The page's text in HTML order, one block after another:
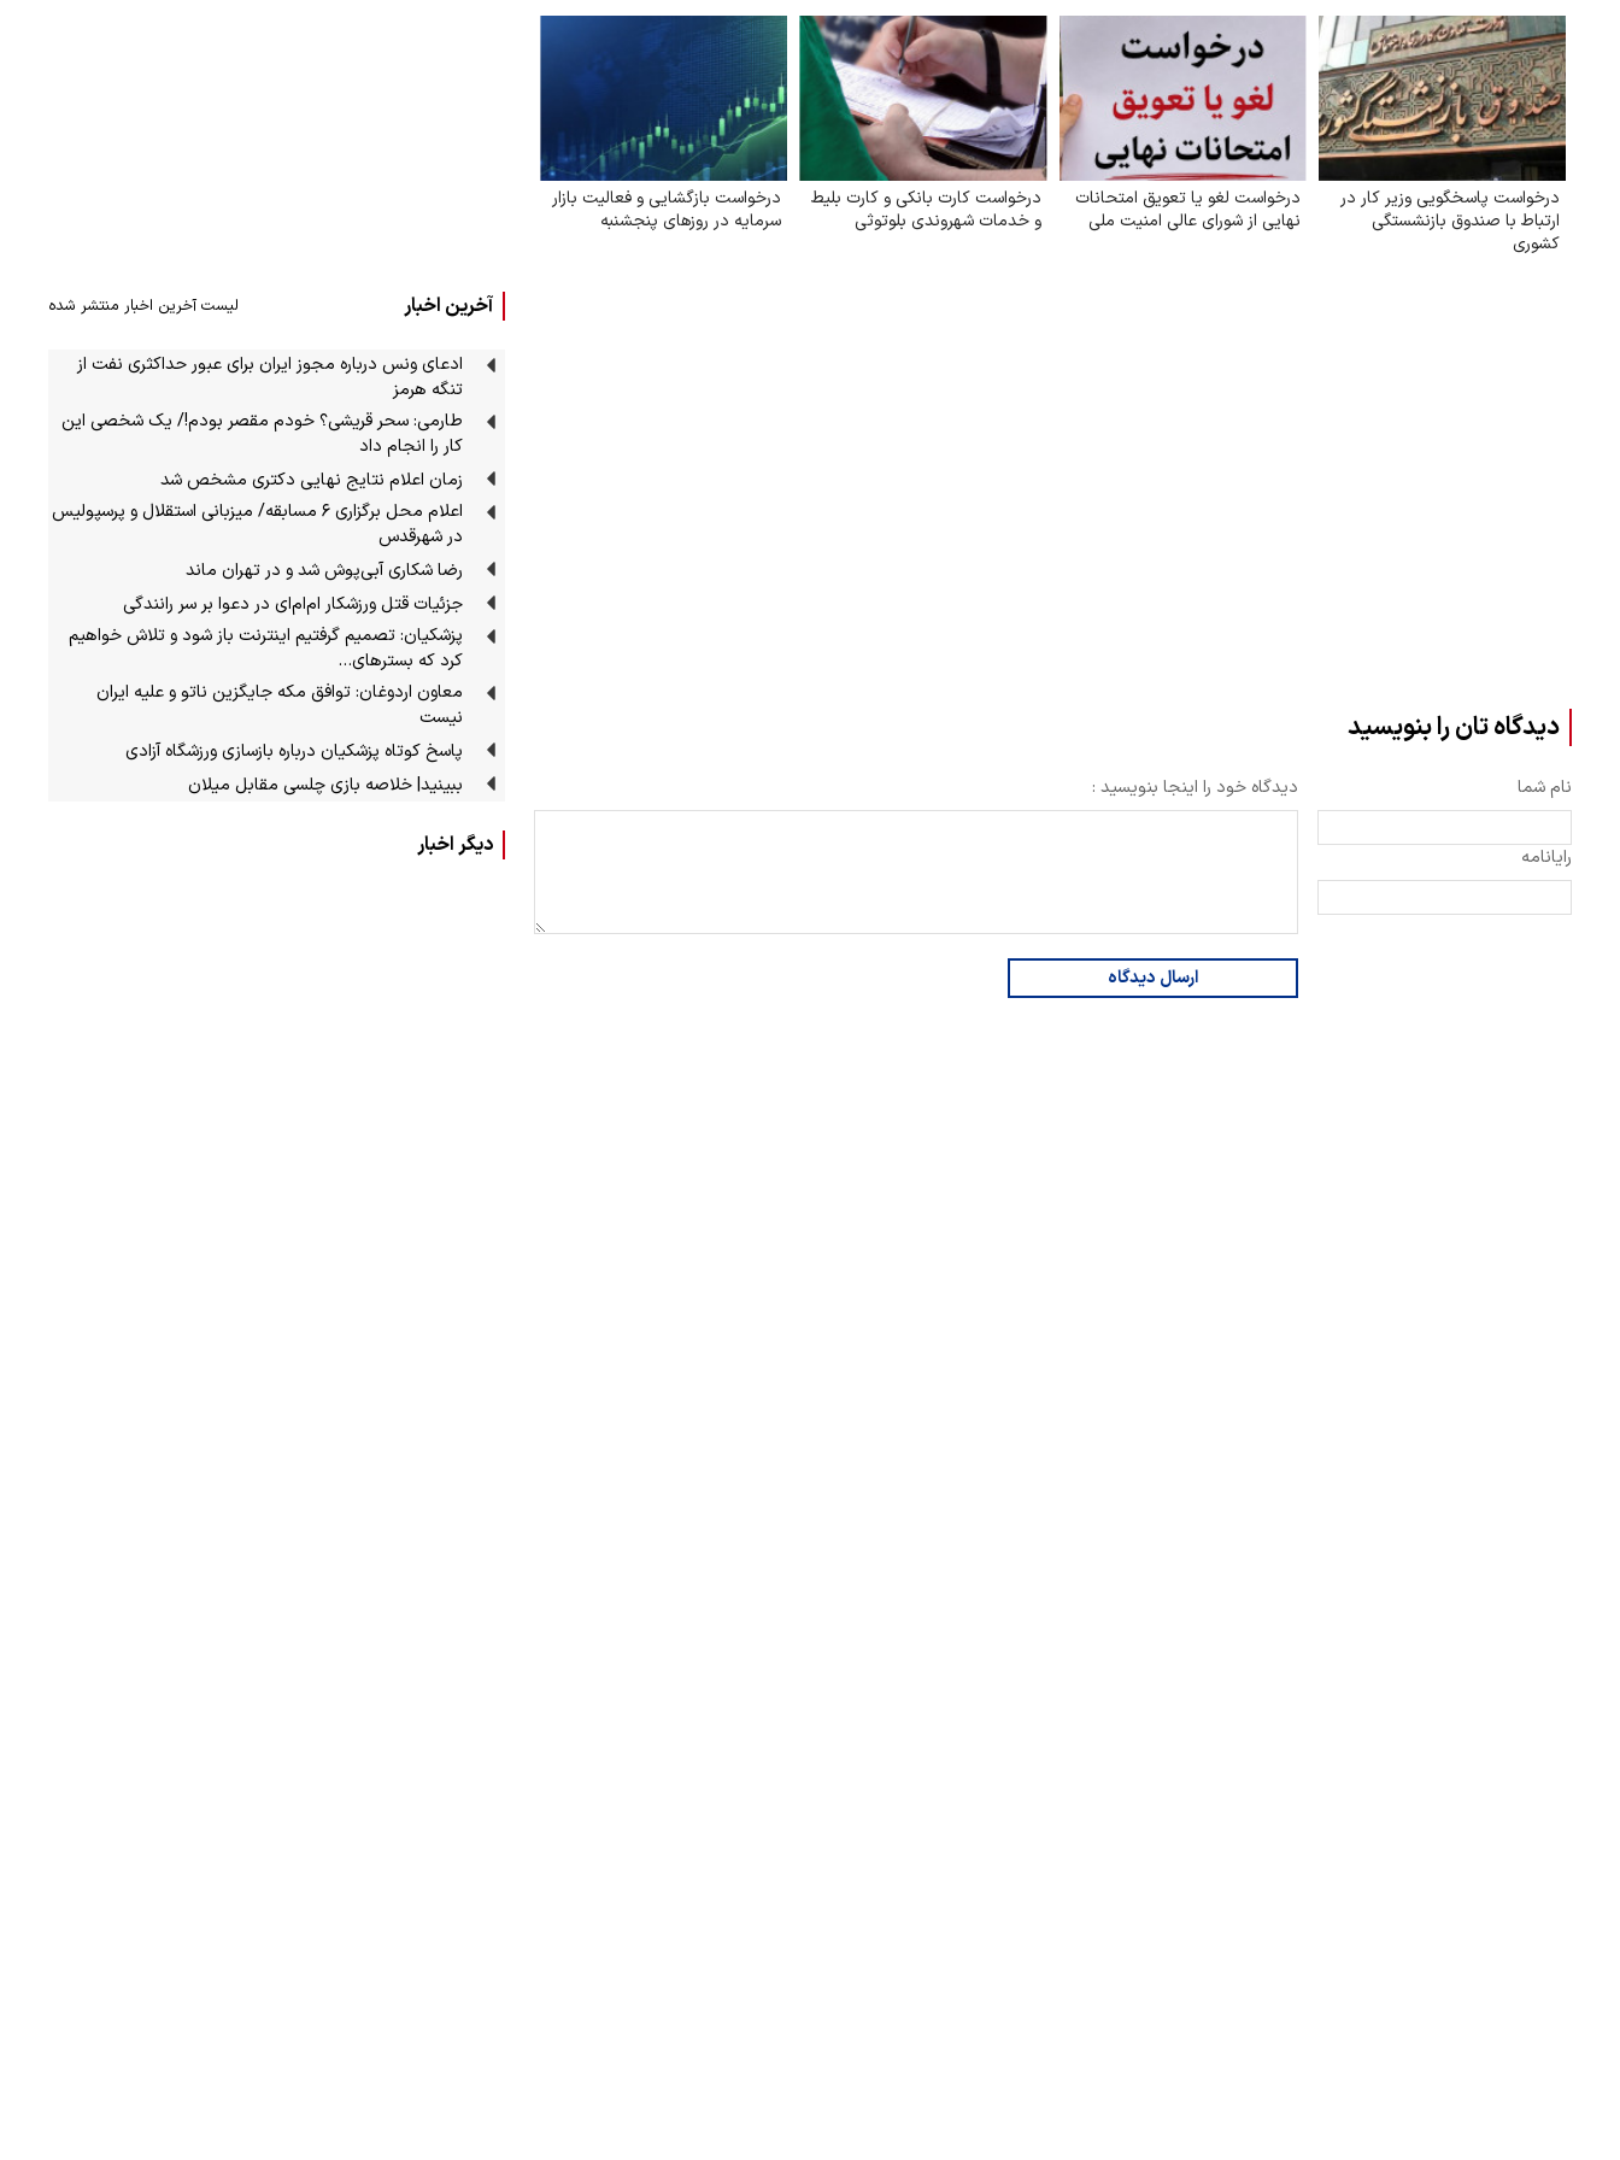
درخواست پاسخگویی وزیر کار در
ارتباط با صندوق بازنشستگی
کشوری
درخواست لغو یا تعویق امتحانات
نهایی از شورای عالی امنیت ملی
درخواست کارت بانکی و کارت بلیط
و خدمات شهروندی بلوتوثی
درخواست بازگشایی و فعالیت بازار
سرمایه در روزهای پنجشنبه
دیدگاه تان را بنویسید
نام شما
رایانامه
دیدگاه خود را اینجا بنویسید :
ارسال دیدگاه
آخرین اخبار لیست آخرین اخبار منتشر شده
ادعای ونس درباره مجوز ایران برای عبور حداکثری نفت از
تنگه هرمز
طارمی: سحر قریشی؟ خودم مقصر بودم!/ یک شخصی این
کار را انجام داد
زمان اعلام نتایج نهایی دکتری مشخص شد
اعلام محل برگزاری ۶ مسابقه/ میزبانی استقلال و پرسپولیس
در شهرقدس
رضا شکاری آبی‌پوش شد و در تهران ماند
جزئیات قتل ورزشکار ام‌ام‌ای در دعوا بر سر رانندگی
پزشکیان: تصمیم گرفتیم اینترنت باز شود و تلاش خواهیم
کرد که بسترهای…
معاون اردوغان: توافق مکه جایگزین ناتو و علیه ایران
نیست
پاسخ کوتاه پزشکیان درباره بازسازی ورزشگاه آزادی
ببینید| خلاصه بازی چلسی مقابل میلان
دیگر اخبار